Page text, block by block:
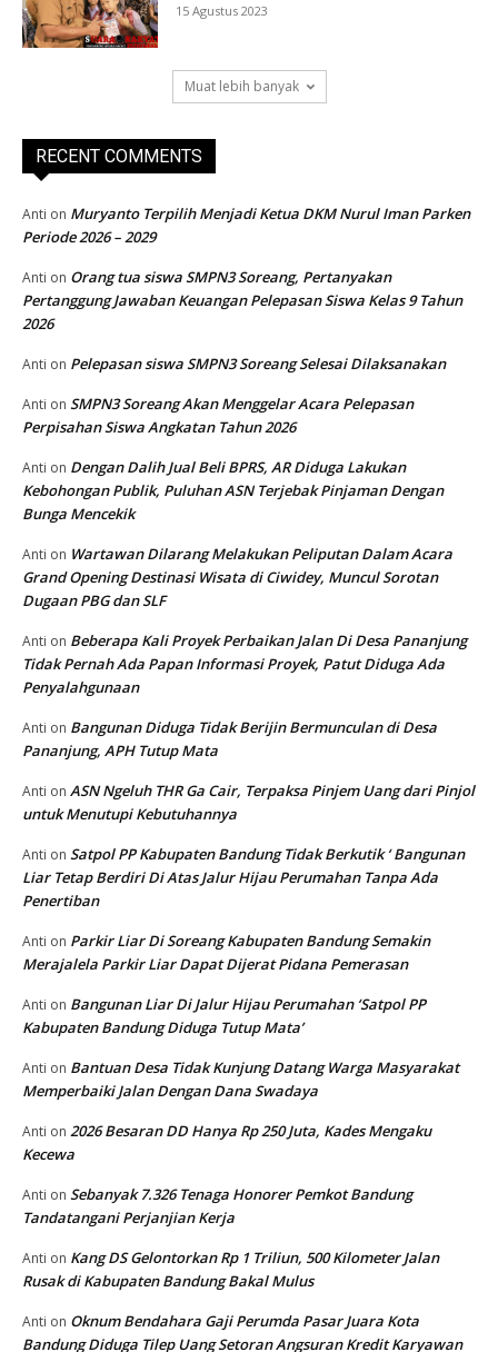
15 Agustus 2023
Muat lebih banyak
RECENT COMMENTS
Anti on Muryanto Terpilih Menjadi Ketua DKM Nurul Iman Parken
Periode 2026 – 2029
Anti on Orang tua siswa SMPN3 Soreang, Pertanyakan
Pertanggung Jawaban Keuangan Pelepasan Siswa Kelas 9 Tahun
2026
Anti on Pelepasan siswa SMPN3 Soreang Selesai Dilaksanakan
Anti on SMPN3 Soreang Akan Menggelar Acara Pelepasan
Perpisahan Siswa Angkatan Tahun 2026
Anti on Dengan Dalih Jual Beli BPRS, AR Diduga Lakukan
Kebohongan Publik, Puluhan ASN Terjebak Pinjaman Dengan
Bunga Mencekik
Anti on Wartawan Dilarang Melakukan Peliputan Dalam Acara
Grand Opening Destinasi Wisata di Ciwidey, Muncul Sorotan
Dugaan PBG dan SLF
Anti on Beberapa Kali Proyek Perbaikan Jalan Di Desa Pananjung
Tidak Pernah Ada Papan Informasi Proyek, Patut Diduga Ada
Penyalahgunaan
Anti on Bangunan Diduga Tidak Berijin Bermunculan di Desa
Pananjung, APH Tutup Mata
Anti on ASN Ngeluh THR Ga Cair, Terpaksa Pinjem Uang dari Pinjol
untuk Menutupi Kebutuhannya
Anti on Satpol PP Kabupaten Bandung Tidak Berkutik ‘ Bangunan
Liar Tetap Berdiri Di Atas Jalur Hijau Perumahan Tanpa Ada
Penertiban
Anti on Parkir Liar Di Soreang Kabupaten Bandung Semakin
Merajalela Parkir Liar Dapat Dijerat Pidana Pemerasan
Anti on Bangunan Liar Di Jalur Hijau Perumahan ‘Satpol PP
Kabupaten Bandung Diduga Tutup Mata’
Anti on Bantuan Desa Tidak Kunjung Datang Warga Masyarakat
Memperbaiki Jalan Dengan Dana Swadaya
Anti on 2026 Besaran DD Hanya Rp 250 Juta, Kades Mengaku
Kecewa
Anti on Sebanyak 7.326 Tenaga Honorer Pemkot Bandung
Tandatangani Perjanjian Kerja
Anti on Kang DS Gelontorkan Rp 1 Triliun, 500 Kilometer Jalan
Rusak di Kabupaten Bandung Bakal Mulus
Anti on Oknum Bendahara Gaji Perumda Pasar Juara Kota
Bandung Diduga Tilep Uang Setoran Angsuran Kredit Karyawan